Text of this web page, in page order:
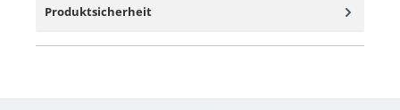
Produktsicherheit